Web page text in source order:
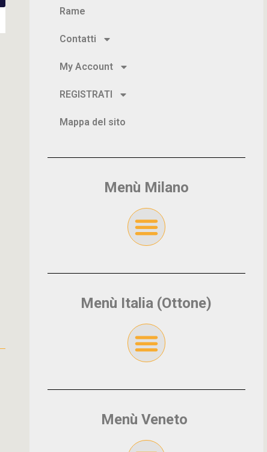
Rame
Contatti
My Account
REGISTRATI
Mappa del sito
Menù Milano
Menù Italia (Ottone)
Menù Veneto